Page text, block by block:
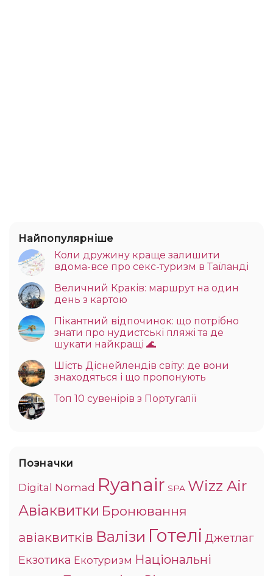
Найпопулярніше
Коли дружину краще залишити
вдома-все про секс-туризм в Таїланді
Величний Краків: маршрут на один
день з картою
Пікантний відпочинок: що потрібно
знати про нудистські пляжі та де
шукати найкращі 🌊
Шість Діснейлендів світу: де вони
знаходяться і що пропонують
Топ 10 сувенірів з Португалії
Позначки
Digital Nomad Ryanair SPA Wizz Air
Авіаквитки Бронювання
авіаквитків Валізи Готелі Джетлаг
Екзотика Екотуризм Національні